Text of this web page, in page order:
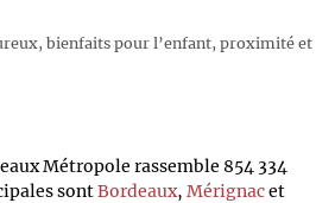
bienfaits pour l’enfant, proximité et
Métropole rassemble 854 334
sontBordeaux, Mérignacet